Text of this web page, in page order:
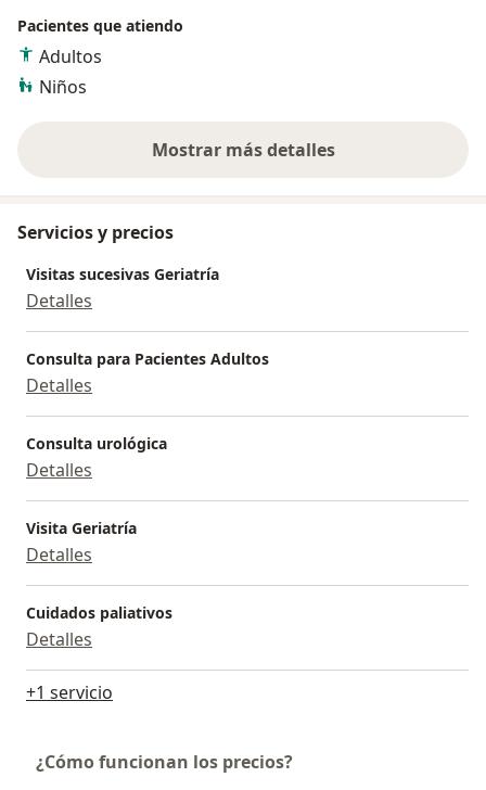
Especialista de enfermedades crónicas del Adulto
mayor (artrosis, osteoporosis, HTA, DM2, demencias,
Pacientes que atiendo
Adultos
Niños
Mostrar más detalles
sobre la experiencia
Servicios y precios
Visitas sucesivas Geriatría
Detalles
Consulta para Pacientes Adultos
Detalles
Consulta urológica
Detalles
Visita Geriatría
Detalles
Cuidados paliativos
Detalles
+1 servicio
¿Cómo funcionan los precios?